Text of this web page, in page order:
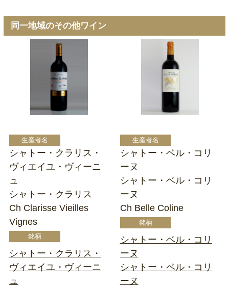
同一地域のその他ワイン
シャトー・クラリス・
ヴィエイユ・ヴィーニ
ュ
シャトー・クラリス
Ch Clarisse Vieilles
Vignes
シャトー・クラリス・
ヴィエイユ・ヴィーニ
ュ
シャトー・ベル・コリ
ーヌ
シャトー・ベル・コリ
ーヌ
Ch Belle Coline
シャトー・ベル・コリ
ーヌ
シャトー・ベル・コリ
ーヌ